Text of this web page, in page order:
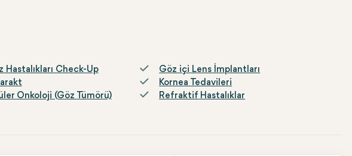
durumlarının yönetiminde oldukça etkilidir. Yeterince izlenir ve bakılırsa,
Hastalıkları Check-Up
Göz içi Lens İmplantları
Kornea Tedavileri
Onkoloji (Göz Tümörü)
Refraktif Hastalıklar